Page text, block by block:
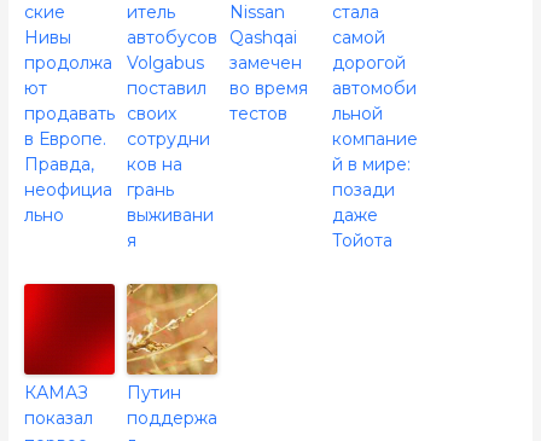
ские
Нивы
продолжа
ют
продавать
в Европе.
Правда,
неофициа
льно
итель
автобусов
Volgabus
поставил
своих
сотрудни
ков на
грань
выживани
я
Nissan
Qashqai
замечен
во время
тестов
стала
самой
дорогой
автомоби
льной
компание
й в мире:
позади
даже
Тойота
КАМАЗ
показал
Путин
поддержа